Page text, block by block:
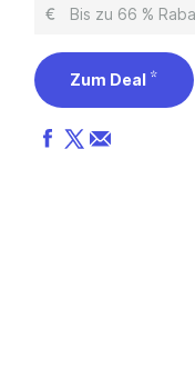
Bis zu 66 %
Zum Deal